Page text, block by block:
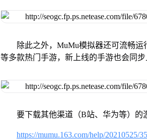
除此之外，MuMu模拟器还可流畅
等多款热门手游，新上线的手游也会同步
要下载其他渠道（B站、华为等）的
https://mumu.163.com/help/20210525/